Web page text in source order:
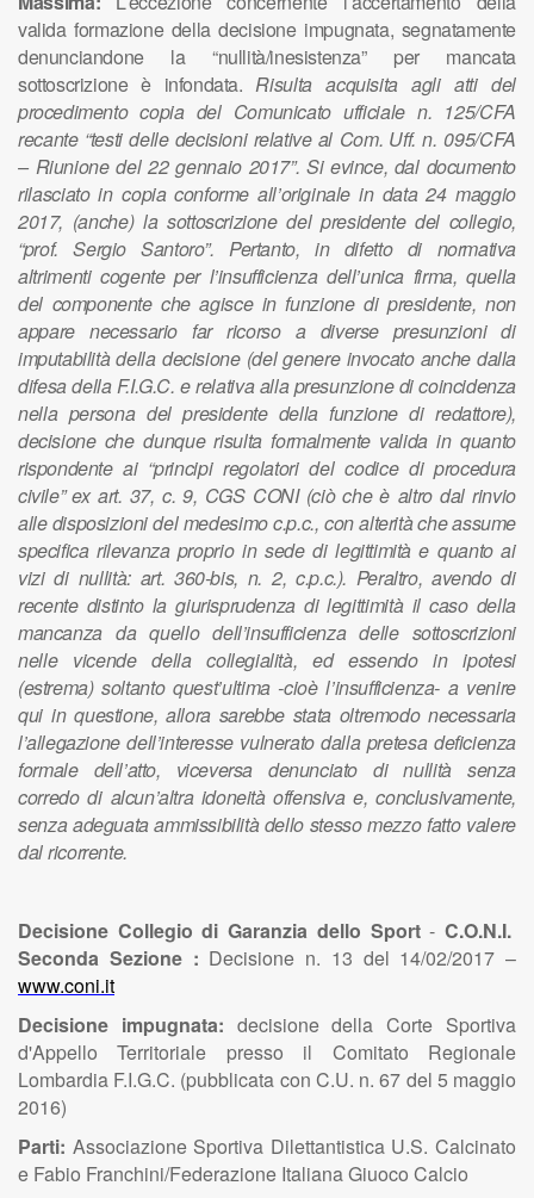
valida formazione della decisione impugnata, segnatamente
denunciandone
la “nullità/inesistenza” per
mancata
sottoscrizione è infondata.Risulta acquisita agli atti del
procedimento copia del Comunicato ufficiale n. 125/CFA
recante “testi delle decisioni relative al Com. Uff. n. 095/CFA
– Riunione del 22 gennaio 2017”. Si evince, dal documento
rilasciatoin copiaconforme all’originale indata 24 maggio
2017, (anche) la sottoscrizione del presidente del collegio,
“prof. Sergio Santoro”. Pertanto, in difetto di normativa
altrimenti cogente per l’insufficienza dell’unica firma, quella
del componente che agisce in funzione di presidente, non
appare necessario far ricorsoa diverse presunzioni di
imputabilità della decisione (del genere invocato anche dalla
difesadellaF.I.G.C. erelativaallapresunzione dicoincidenza
nella persona del presidente della funzione di redattore),
decisione che dunque risulta formalmente valida in quanto
rispondente ai “principi regolatori del codice di procedura
civile” ex art. 37, c. 9, CGS CONI (ciò cheè altro dal rinvio
alledisposizionidelmedesimoc.p.c., conalteritàcheassume
specifica rilevanza proprio in sede di legittimitàe quanto ai
vizi di nullità: art. 360-bis, n. 2, c.p.c.). Peraltro, avendo di
recente distinto la giurisprudenza dilegittimità il caso della
mancanza da quello dell’insufficienza delle sottoscrizioni
nelle vicende della collegialità, ed essendo in ipotesi
(estrema) soltanto quest’ultima -cioè l’insufficienza-a venire
qui in questione, allora sarebbe stata oltremodo necessaria
l’allegazione dell’interesse vulnerato dalla pretesa deficienza
formale dell’atto, viceversa denunciato di nullità senza
corredo di alcun’altra idoneità offensiva e, conclusivamente,
senza adeguataammissibilità dello stessomezzo fatto valere
dalricorrente.
Decisione Collegio di Garanzia dello Sport-C.O.N.I.
Seconda Sezione : Decisione n. 13 del 14/02/2017 –
www.coni.it
Decisione impugnata: decisione della Corte Sportiva
d'Appello Territoriale presso il Comitato Regionale
Lombardia F.I.G.C. (pubblicata con C.U. n. 67 del 5 maggio
2016)
Parti: Associazione Sportiva Dilettantistica U.S. Calcinato
e Fabio Franchini/Federazione Italiana Giuoco Calcio